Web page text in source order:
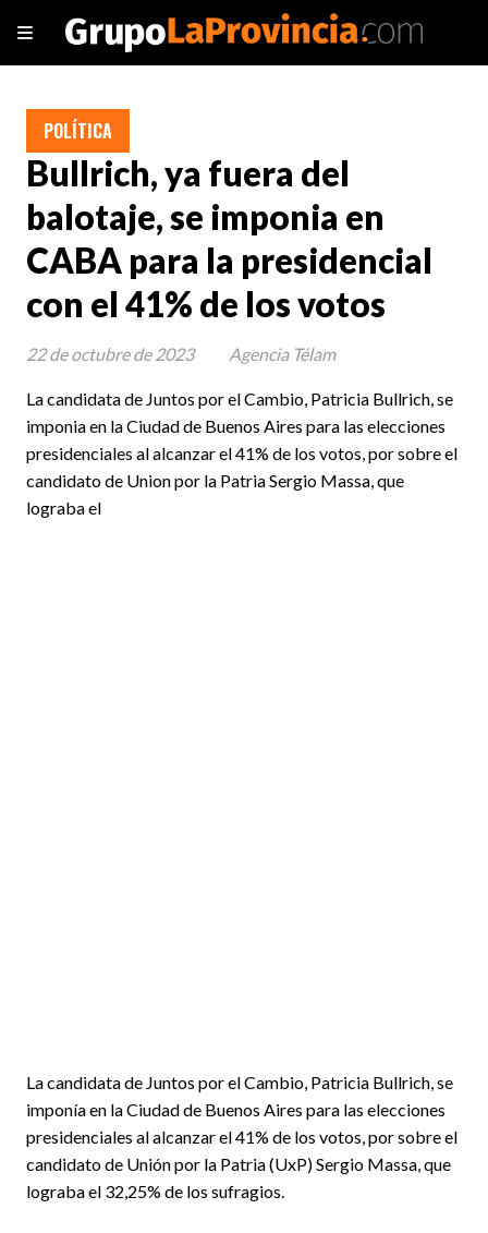
Bullrich, ya fuera del
balotaje, se imponia en
CABA para la presidencial
con el 41% de los votos
La candidata de Juntos por el Cambio, Patricia Bullrich, se
imponia en la Ciudad de Buenos Aires para las elecciones
presidenciales al alcanzar el 41% de los votos, por sobre el
candidato de Union por la Patria Sergio Massa, que
lograba el
POLÍTICA
22 de octubre de 2023 Agencia Télam
La candidata de Juntos por el Cambio, Patricia Bullrich, se
imponía en la Ciudad de Buenos Aires para las elecciones
presidenciales al alcanzar el 41% de los votos, por sobre el
candidato de Unión por la Patria (UxP) Sergio Massa, que
lograba el 32,25% de los sufragios.